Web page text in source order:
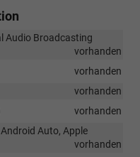
Audio Broadcasting
vorhanden
vorhanden
vorhanden
vorhanden
Auto, Apple
vorhanden